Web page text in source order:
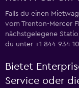
Falls du einen
vom Trenton-Mercer
nächstgelegene
du unter +1 844 934
Bietet
Service oder